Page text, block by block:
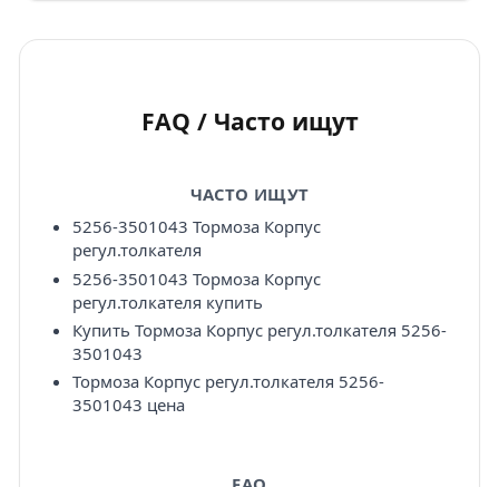
FAQ / Часто ищут
ЧАСТО ИЩУТ
5256-3501043 Тормоза Корпус
регул.толкателя
5256-3501043 Тормоза Корпус
регул.толкателя купить
Купить Тормоза Корпус регул.толкателя 5256-
3501043
Тормоза Корпус регул.толкателя 5256-
3501043 цена